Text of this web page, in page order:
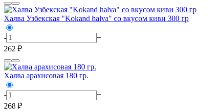
Халва Узбекская "Kokand halva" со вкусом киви 300 гр
-
+
262 ₽
Халва арахисовая 180 гр.
-
+
268 ₽